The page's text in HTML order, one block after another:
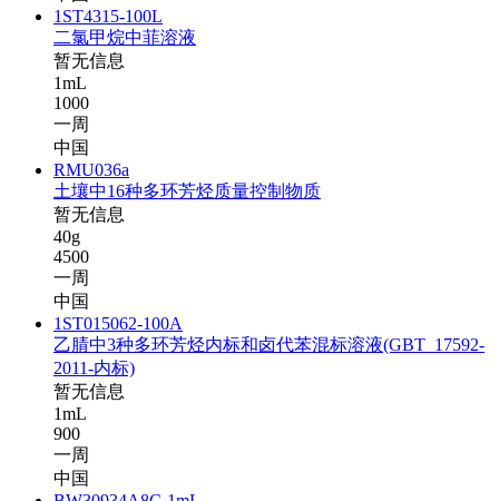
1ST4315-100L
二氯甲烷中菲溶液
暂无信息
1mL
1000
一周
中国
RMU036a
土壤中16种多环芳烃质量控制物质
暂无信息
40g
4500
一周
中国
1ST015062-100A
乙腈中3种多环芳烃内标和卤代苯混标溶液(GBT_17592-
2011-内标)
暂无信息
1mL
900
一周
中国